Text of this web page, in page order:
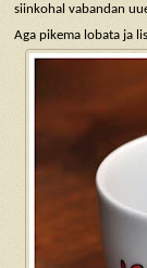
siinkohal vabandan
Aga pikema lobata ja